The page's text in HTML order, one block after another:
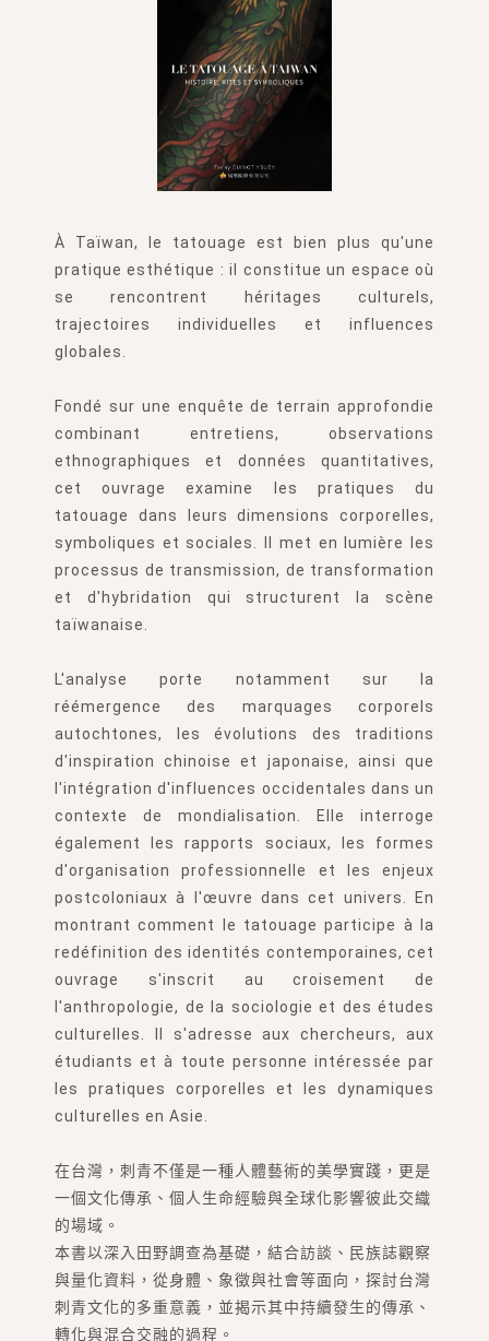
À Taïwan, le tatouage est bien plus qu'une
pratique esthétique : il constitue un espace où
se rencontrent héritages culturels,
trajectoires individuelles et influences
globales.
Fondé sur une enquête de terrain approfondie
combinant entretiens, observations
ethnographiques et données quantitatives,
cet ouvrage examine les pratiques du
tatouage dans leurs dimensions corporelles,
symboliques et sociales. Il met en lumière les
processus de transmission, de transformation
et d'hybridation qui structurent la scène
taïwanaise.
L'analyse porte notamment sur la
réémergence des marquages corporels
autochtones, les évolutions des traditions
d'inspiration chinoise et japonaise, ainsi que
l'intégration d'influences occidentales dans un
contexte de mondialisation. Elle interroge
également les rapports sociaux, les formes
d'organisation professionnelle et les enjeux
postcoloniaux à l'œuvre dans cet univers. En
montrant comment le tatouage participe à la
redéfinition des identités contemporaines, cet
ouvrage s'inscrit au croisement de
l'anthropologie, de la sociologie et des études
culturelles. Il s'adresse aux chercheurs, aux
étudiants et à toute personne intéressée par
les pratiques corporelles et les dynamiques
culturelles en Asie.
在台灣，刺青不僅是一種人體藝術的美學實踐，更是
一個文化傳承、個人生命經驗與全球化影響彼此交織
的場域。
本書以深入田野調查為基礎，結合訪談、民族誌觀察
與量化資料，從身體、象徵與社會等面向，探討台灣
刺青文化的多重意義，並揭示其中持續發生的傳承、
轉化與混合交融的過程。